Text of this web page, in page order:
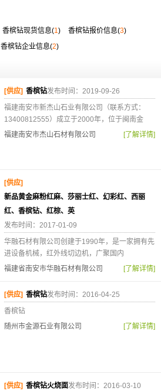
香槟钻现货信息(1) 香槟钻报价信息(3)
香槟钻企业信息(2)
[供应] 香槟钻发布时间：2019-09-26
福建南安市新杰山石业有限公司（联系方式：
13400812555）成立于2000年，位于闽南金
福建南安市杰山石材有限公司
[了解详情]
[供应]
新品黄金麻粉红麻、莎丽士红、幻彩红、西丽
红、香槟钻、红棕、英
发布时间：2017-01-09
华融石材有限公司创建于1990年，是一家拥有先
进设备机械，红外线切边机，广聚国内
福建省南安市华融石材有限公司
[了解详情]
[供应] 香槟钻发布时间：2016-04-25
香槟钻
随州市金源石业有限公司
[了解详情]
[供应] 香槟钻火烧面发布时间：2016-03-10